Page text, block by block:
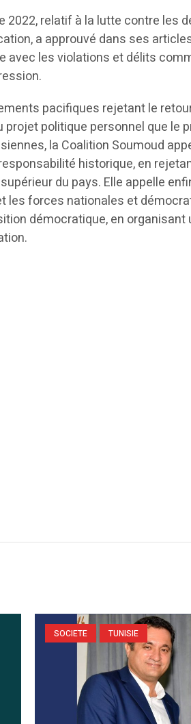
2022, relatif à la lutte contre les
a approuvé dans ses
avec les violations et délits
pacifiques rejetant le
projet politique personnel que le
la Coalition Soumoud
historique, en
du pays. Elle appelle
les forces nationales et
démocratique, en organisant
SOCIETE TUNISIE